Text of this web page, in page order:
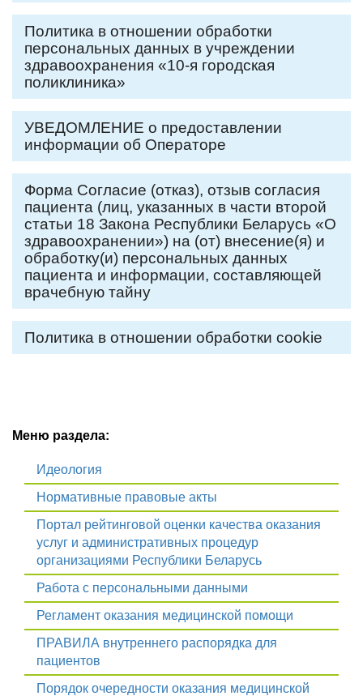
Политика в отношении обработки
персональных данных в учреждении
здравоохранения «10-я городская
поликлиника»
УВЕДОМЛЕНИЕ о предоставлении
информации об Операторе
Форма Согласие (отказ), отзыв согласия
пациента (лиц, указанных в части второй
статьи 18 Закона Республики Беларусь «О
здравоохранении») на (от) внесение(я) и
обработку(и) персональных данных
пациента и информации, составляющей
врачебную тайну
Политика в отношении обработки cookie
Меню раздела:
Идеология
Нормативные правовые акты
Портал рейтинговой оценки качества оказания
услуг и административных процедур
организациями Республики Беларусь
Работа с персональными данными
Регламент оказания медицинской помощи
ПРАВИЛА внутреннего распорядка для
пациентов
Порядок очередности оказания медицинской